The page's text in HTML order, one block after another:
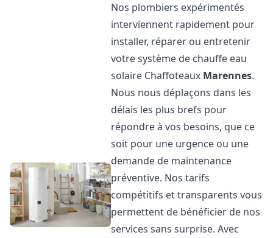
Nos plombiers expérimentés
interviennent rapidement pour
installer, réparer ou entretenir
votre système de chauffe eau
solaire Chaffoteaux Marennes.
Nous nous déplaçons dans les
délais les plus brefs pour
répondre à vos besoins, que ce
soit pour une urgence ou une
demande de maintenance
préventive. Nos tarifs
compétitifs et transparents vous
permettent de bénéficier de nos
services sans surprise. Avec